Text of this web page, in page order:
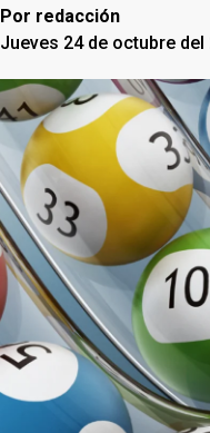
Por redacción
Jueves 24 de octubre del